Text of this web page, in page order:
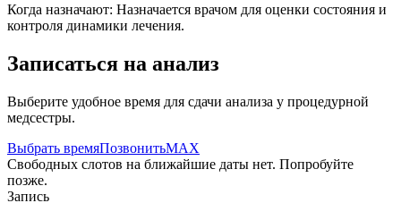
Когда назначают: Назначается врачом для оценки состояния и
контроля динамики лечения.
Записаться на анализ
Выберите удобное время для сдачи анализа у процедурной
медсестры.
Выбрать времяПозвонитьMAX
Свободных слотов на ближайшие даты нет. Попробуйте
позже.
Запись